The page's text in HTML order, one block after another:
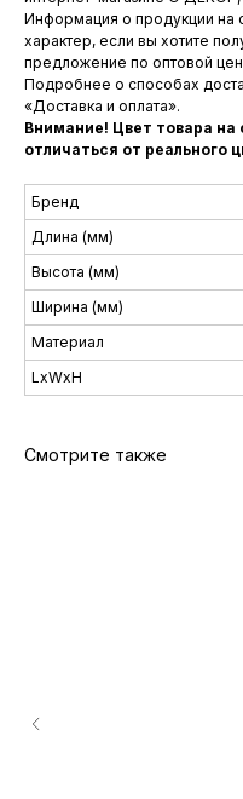
Информация о продукции на
характер, если вы хотите
предложение по оптовой
Подробнее о способах
«Доставка и оплата».
Внимание! Цвет товара на
отличаться от реального
Бренд
Длина (мм)
Высота (мм)
Ширина (мм)
Материал
LxWxH
Смотрите также